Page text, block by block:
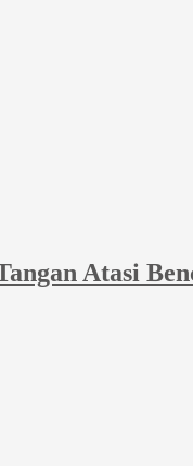
Atasi